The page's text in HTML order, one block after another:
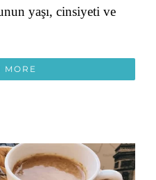
yaşı, cinsiyeti ve
MORE